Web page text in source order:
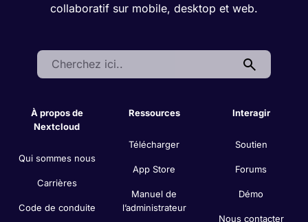
collaboratif sur mobile, desktop et web.
Search:
À propos de
Nextcloud
Qui sommes nous
Carrières
Code de conduite
Ressources
Télécharger
App Store
Manuel de
l’administrateur
Interagir
Soutien
Forums
Démo
Nous contacter